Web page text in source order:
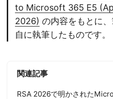
to Microsoft 365 E5
2026) の内容をもとに
自に執筆したものです。
関連記事
RSA 2026で明かされた